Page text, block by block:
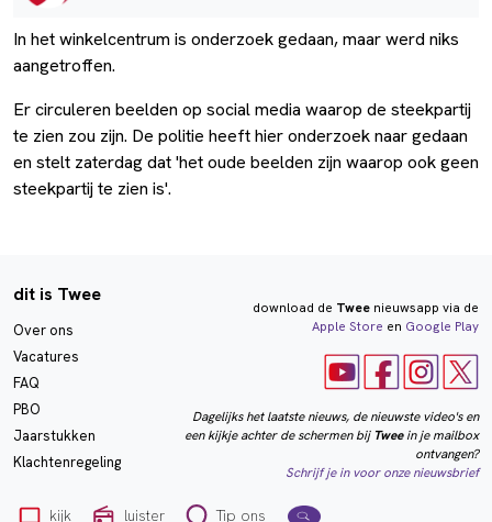
In het winkelcentrum is onderzoek gedaan, maar werd niks
aangetroffen.
Er circuleren beelden op social media waarop de steekpartij
te zien zou zijn. De politie heeft hier onderzoek naar gedaan
en stelt zaterdag dat 'het oude beelden zijn waarop ook geen
steekpartij te zien is'.
dit is Twee
Over ons
Vacatures
FAQ
PBO
Jaarstukken
Klachtenregeling
download de Tweenieuwsapp via de
Apple Store en Google Play
Dagelijks het laatste nieuws, de nieuwste video's en
een kijkje achter de schermen bij Tweein je mailbox
ontvangen?
Schrijf je in voor onze nieuwsbrief
kijk luister Tip ons